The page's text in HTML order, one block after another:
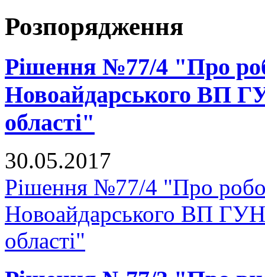
Розпорядження
Рішення №77/4 "Про
Новоайдарського ВП
області"
30.05.2017
Рішення №77/4 "Про
Новоайдарського ВП
області"